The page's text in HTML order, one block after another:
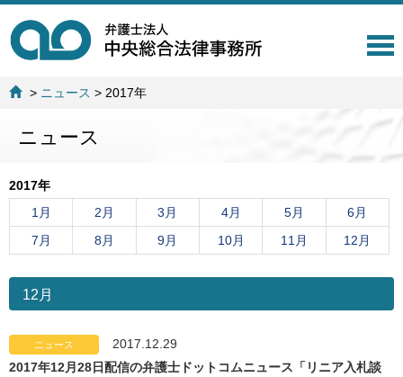
T
g
t
i
n
> ニュース > 2017年
ニュース
2017年
1月
2月 3月 4月 5月
6月
7月
8月 9月 10月 11月 12月
12月
ニュース
2017.12.29
2017年12月28日配信の弁護士ドットコムニュース「リニア入札談